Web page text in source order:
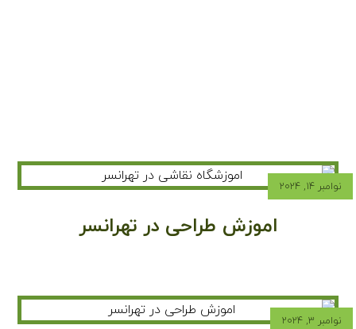
اموزش طراحی در تهرانسر
نوامبر ۱۴, ۲۰۲۴
نوامبر ۳, ۲۰۲۴